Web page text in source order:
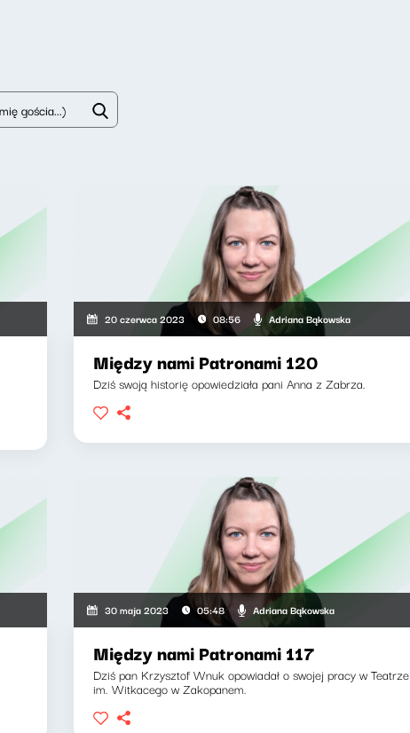
20 czerwca 2023 08:56 Adriana Bąkowska
Między nami Patronami 120
Dziś swoją historię opowiedziała pani Anna z Zabrza.
30 maja 2023 05:48 Adriana Bąkowska
Między nami Patronami 117
Dziś pan Krzysztof Wnuk opowiadał o swojej pracy w Teatrze
im. Witkacego w Zakopanem.